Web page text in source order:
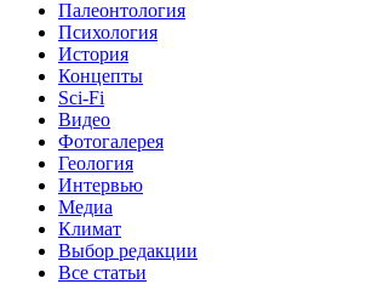
Палеонтология
Психология
История
Концепты
Sci-Fi
Видео
Фотогалерея
Геология
Интервью
Медиа
Климат
Выбор редакции
Все статьи